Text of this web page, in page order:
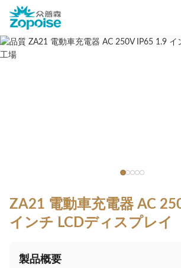
ZA21 電動車充電器 AC
インチ LCDディスプレイ
製品概要